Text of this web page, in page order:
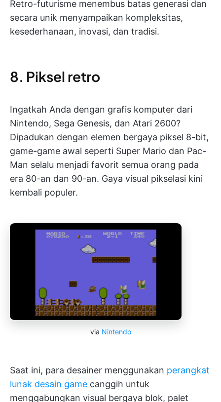
Retro-futurisme menembus batas generasi dan
secara unik menyampaikan kompleksitas,
kesederhanaan, inovasi, dan tradisi.
8. Piksel retro
Ingatkah Anda dengan grafis komputer dari
Nintendo, Sega Genesis, dan Atari 2600?
Dipadukan dengan elemen bergaya piksel 8-bit,
game-game awal seperti Super Mario dan Pac-
Man selalu menjadi favorit semua orang pada
era 80-an dan 90-an. Gaya visual pikselasi kini
kembali populer.
via Nintendo
Saat ini, para desainer menggunakan perangkat
lunak desain game canggih untuk
menggabungkan visual bergaya blok, palet